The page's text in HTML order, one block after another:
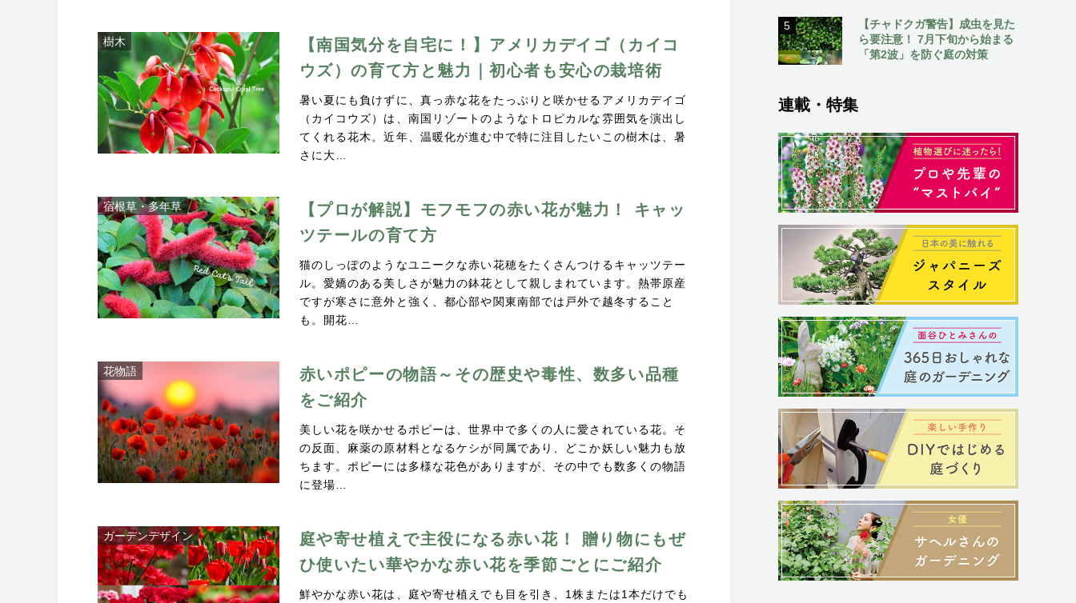
樹木
【南国気分を自宅に！】アメリカデイゴ（カイコ
ウズ）の育て方と魅力｜初心者も安心の栽培術
暑い夏にも負けずに、真っ赤な花をたっぷりと咲かせるアメリカデイゴ
（カイコウズ）は、南国リゾートのようなトロピカルな雰囲気を演出し
てくれる花木。近年、温暖化が進む中で特に注目したいこの樹木は、暑
さに大…
宿根草・多年草
【プロが解説】モフモフの赤い花が魅力！ キャッ
ツテールの育て方
猫のしっぽのようなユニークな赤い花穂をたくさんつけるキャッツテー
ル。愛嬌のある美しさが魅力の鉢花として親しまれています。熱帯原産
ですが寒さに意外と強く、都心部や関東南部では戸外で越冬すること
も。開花…
花物語
赤いポピーの物語～その歴史や毒性、数多い品種
をご紹介
美しい花を咲かせるポピーは、世界中で多くの人に愛されている花。そ
の反面、麻薬の原材料となるケシが同属であり、どこか妖しい魅力も放
ちます。ポピーには多様な花色がありますが、その中でも数多くの物語
に登場…
ガーデンデザイン
庭や寄せ植えで主役になる赤い花！ 贈り物にもぜ
ひ使いたい華やかな赤い花を季節ごとにご紹介
鮮やかな赤い花は、庭や寄せ植えでも目を引き、1株または1本だけでも
5
【チャドクガ警告】成虫を見た
ら要注意！ 7月下旬から始まる
「第2波」を防ぐ庭の対策
連載・特集